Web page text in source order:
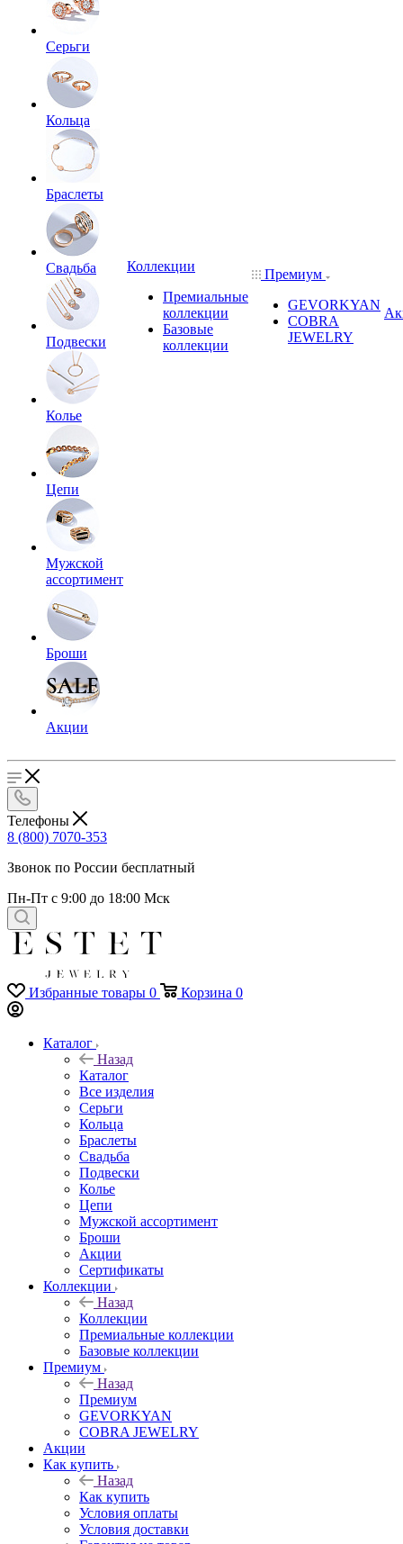
Серьги
Кольца
Браслеты
Свадьба
Подвески
Колье
Цепи
Мужской
ассортимент
Броши
Акции
Коллекции
Премиальные
коллекции
Базовые
коллекции
Премиум
GEVORKYAN
COBRA
JEWELRY
Телефоны
8 (800) 7070-353
Звонок по России бесплатный
Пн-Пт с 9:00 до 18:00 Мск
Избранные товары 0 Корзина 0
Каталог
Назад
Каталог
Все изделия
Серьги
Кольца
Браслеты
Свадьба
Подвески
Колье
Цепи
Мужской ассортимент
Броши
Акции
Сертификаты
Коллекции
Назад
Коллекции
Премиальные коллекции
Базовые коллекции
Премиум
Назад
Премиум
GEVORKYAN
COBRA JEWELRY
Акции
Как купить
Назад
Как купить
Условия оплаты
Условия доставки